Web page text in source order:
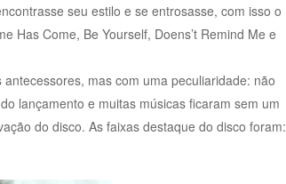
seu estilo e se entrosasse, com isso o
Has Come, Be Yourself, Doens’t Remind Me e
mas com uma peculiaridade: não
lançamento e muitas músicas ficaram sem um
do disco. As faixas destaque do disco foram: